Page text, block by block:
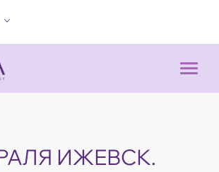
ИЖЕВСК.